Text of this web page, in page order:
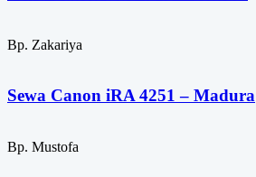
Bp. Zakariya
Sewa Canon iRA 4251 – Madura
Bp. Mustofa